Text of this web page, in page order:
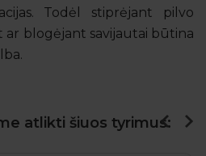
Todėl stiprėjant pilvo
ar blogėjant savijautai būtina
atlikti šiuos tyrimus: